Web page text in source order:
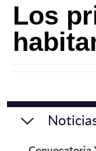
Los